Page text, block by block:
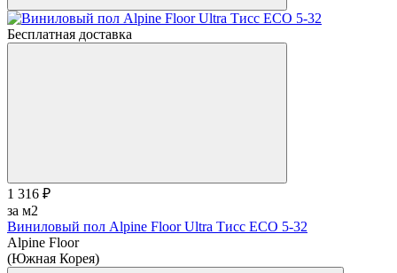
Бесплатная доставка
1 316 ₽
за м2
Виниловый пол Alpine Floor Ultra Тисс ЕСО 5-32
Alpine Floor
(Южная Корея)